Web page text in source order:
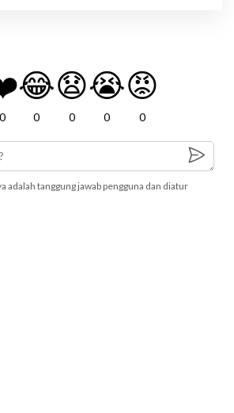
0
😂
0
😧
0
😭
0
😡
0
adalah tanggung jawab pengguna dan diatur